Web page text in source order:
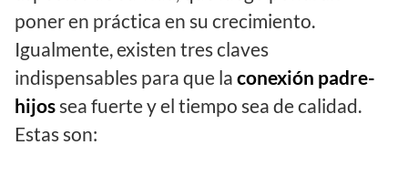
poner en práctica en su crecimiento.
Igualmente, existen tres claves
indispensables para que la conexión padre-
hijos sea fuerte y el tiempo sea de calidad.
Estas son: